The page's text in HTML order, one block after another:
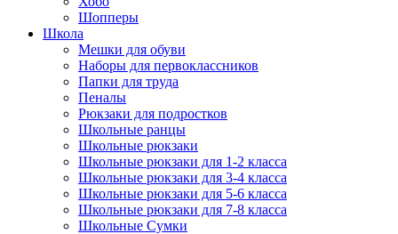
Шопперы
Школа
Мешки для обуви
Наборы для первоклассников
Папки для труда
Пеналы
Рюкзаки для подростков
Школьные ранцы
Школьные рюкзаки
Школьные рюкзаки для 1-2 класса
Школьные рюкзаки для 3-4 класса
Школьные рюкзаки для 5-6 класса
Школьные рюкзаки для 7-8 класса
Школьные Сумки